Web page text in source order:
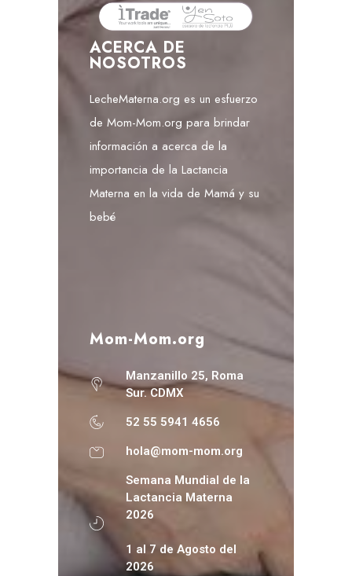
ACERCA DE
NOSOTROS
LecheMaterna.org es un esfuerzo
de Mom-Mom.org para brindar
información a acerca de la
importancia de la Lactancia
Materna en la vida de Mamá y su
bebé
Mom-Mom.org
Manzanillo 25, Roma
Sur. CDMX
52 55 5941 4656
hola@mom-mom.org
Semana Mundial de la
Lactancia Materna
2026
1 al 7 de Agosto del
2026